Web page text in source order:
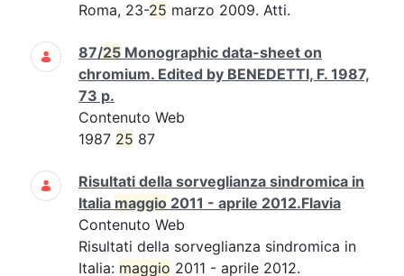
Roma, 23-25 marzo 2009. Atti.
87/25 Monographic data-sheet on
chromium. Edited by BENEDETTI, F. 1987,
73 p.
Contenuto Web
1987 25 87
Risultati della sorveglianza sindromica in
Italia maggio 2011 - aprile 2012.Flavia
Contenuto Web
Risultati della sorveglianza sindromica in
Italia: maggio 2011 - aprile 2012.